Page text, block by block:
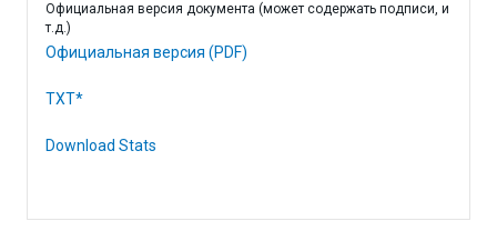
Официальная версия документа (может содержать подписи, и
т.д.)
Официальная версия (PDF)
TXT*
Download Stats